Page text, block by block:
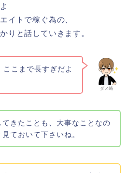
イトで稼ぐ為の、
りと話していきます。
ダメ崎
こまで長すぎだよ
てきたことも、大事なことなの
ておいて下さいね。